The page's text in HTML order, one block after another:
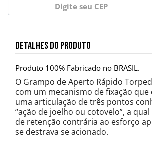
DETALHES DO PRODUTO
Produto 100% Fabricado no BRASIL.
O Grampo de Aperto Rápido
com um mecanismo de fixação que
uma articulação de três pontos
“ação de joelho ou cotovelo”, a
de retenção contrária ao esforço
se destrava se acionado.